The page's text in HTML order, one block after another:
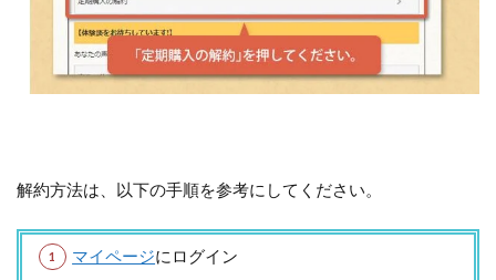
解約方法は、以下の手順を参考にしてください。
マイページにログイン